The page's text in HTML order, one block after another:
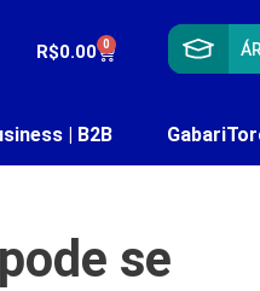
R$0.00 0
| B2B
se